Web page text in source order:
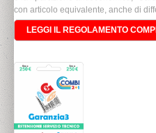
con articolo equivalente, anche di
LEGGI IL REGOLAMENTO